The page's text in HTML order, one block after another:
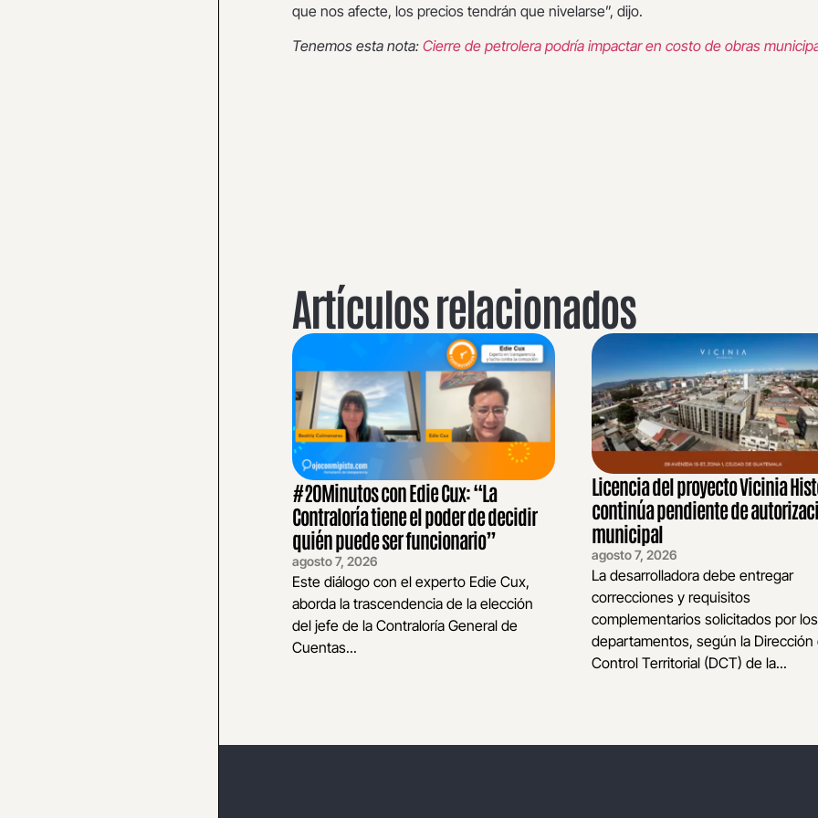
que nos afecte, los precios tendrán que nivelarse”, dijo.
Tenemos esta nota: Cierre de petrolera podría impactar en costo de obras
Artículos relacionados
#20Minutos con Edie Cux: “La
Contraloría tiene el poder de decidir
quién puede ser funcionario”
agosto 7, 2026
Este diálogo con el experto Edie Cux,
aborda la trascendencia de la elección
del jefe de la Contraloría General de
Cuentas...
Licencia del proyecto Vicinia
continúa pendiente de
municipal
agosto 7, 2026
La desarrolladora debe entregar
correcciones y requisitos
complementarios solicitados por los
departamentos, según la Dirección
Control Territorial (DCT) de la...